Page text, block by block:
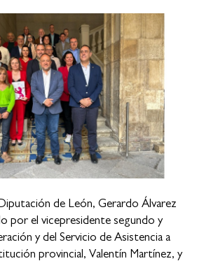
de León, Gerardo Álvarez
por el vicepresidente segundo y
y del Servicio de Asistencia a
provincial, Valentín Martínez, y